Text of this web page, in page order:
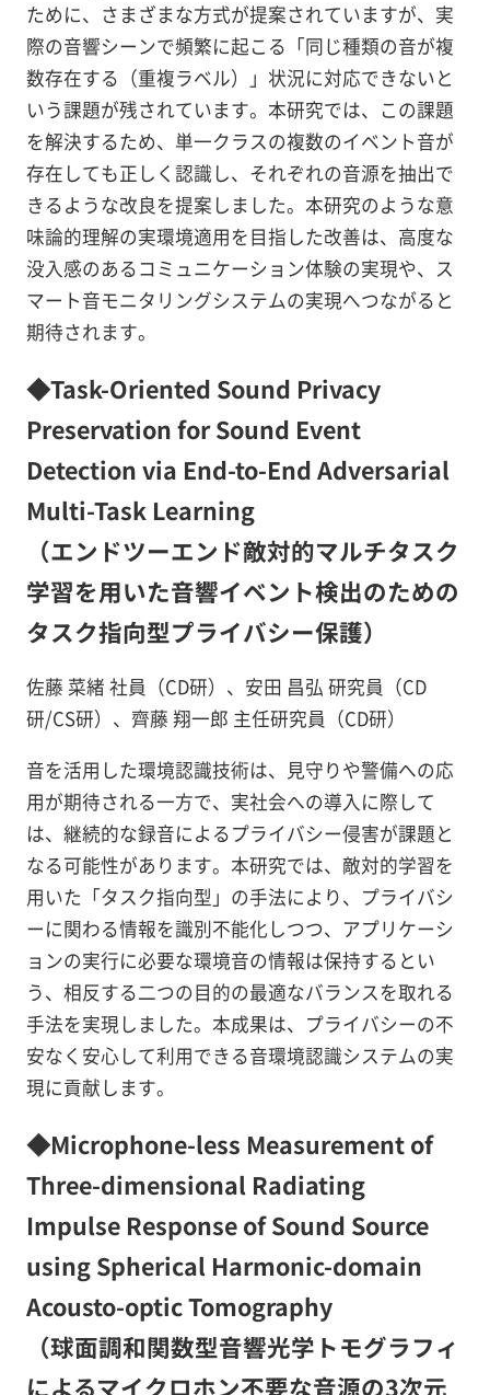
ために、さまざまな方式が提案されていますが、実
際の音響シーンで頻繁に起こる「同じ種類の音が複
数存在する（重複ラベル）」状況に対応できないと
いう課題が残されています。本研究では、この課題
を解決するため、単一クラスの複数のイベント音が
存在しても正しく認識し、それぞれの音源を抽出で
きるような改良を提案しました。本研究のような意
味論的理解の実環境適用を目指した改善は、高度な
没入感のあるコミュニケーション体験の実現や、ス
マート音モニタリングシステムの実現へつながると
期待されます。
◆Task-Oriented Sound Privacy
Preservation for Sound Event
Detection via End-to-End Adversarial
Multi-Task Learning
（エンドツーエンド敵対的マルチタスク
学習を用いた音響イベント検出のための
タスク指向型プライバシー保護）
佐藤 菜緒 社員（CD研）、安田 昌弘 研究員（CD
研/CS研）、齊藤 翔一郎 主任研究員（CD研）
音を活用した環境認識技術は、見守りや警備への応
用が期待される一方で、実社会への導入に際して
は、継続的な録音によるプライバシー侵害が課題と
なる可能性があります。本研究では、敵対的学習を
用いた「タスク指向型」の手法により、プライバシ
ーに関わる情報を識別不能化しつつ、アプリケーシ
ョンの実行に必要な環境音の情報は保持するとい
う、相反する二つの目的の最適なバランスを取れる
手法を実現しました。本成果は、プライバシーの不
安なく安心して利用できる音環境認識システムの実
現に貢献します。
◆Microphone-less Measurement of
Three-dimensional Radiating
Impulse Response of Sound Source
using Spherical Harmonic-domain
Acousto-optic Tomography
（球面調和関数型音響光学トモグラフィ
によるマイクロホン不要な音源の3次元